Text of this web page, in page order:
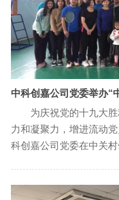
中科创嘉公司党委举办“
为庆祝党的十九大
力和凝聚力，增进流动
科创嘉公司党委在中关